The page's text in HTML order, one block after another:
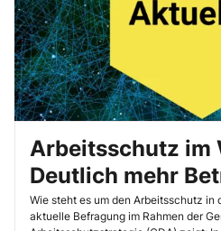
Arbeitsschutz im
Deutlich mehr
mit – aber nicht
Wie steht es um den Arbeitsschutz in
aktuelle Befragung im Rahmen der